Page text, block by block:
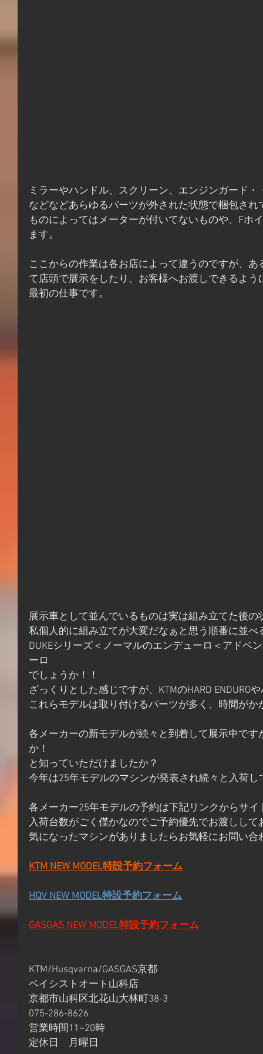
ミラーやハンドル、スクリーン、エンジンガード・
などなどあらゆるパーツが外された状態で梱包され
ものによってはメーターが付いてないものや、Fホ
ます。
ここからの作業は各お店によって違うのですが、
て店頭で展示をしたり、お客様へお渡しできるよ
最初の仕事です。
展示車として並んでいるものは実は組み立てた後の
私個人的に組み立てが大変だなぁと思う順番に並べ
DUKEシリーズ＜ノーマルのエンデューロ＜アドベ
ーロ
でしょうか！！
ざっくりとした感じですが、KTMのHARD ENDURO
これらモデルは取り付けるパーツが多く、時間がか
各メーカーの新モデルが続々と到着して展示中で
か！
と知っていただけましたか？
今年は25年モデルのマシンが発表され続々と入荷し
各メーカー25年モデルの予約は下記リンクからサ
入荷台数がごく僅かなのでご予約優先でお渡しして
気になったマシンがありましたらお気軽にお問い合
KTM NEW MODEL特設予約フォーム
HQV NEW MODEL特設予約フォーム
GASGAS NEW MODEL特設予約フォーム
KTM/Husqvarna/GASGAS京都
ベイシストオート山科店
京都市山科区北花山大林町38-3
075-286-8626
営業時間11~20時
定休日　月曜日